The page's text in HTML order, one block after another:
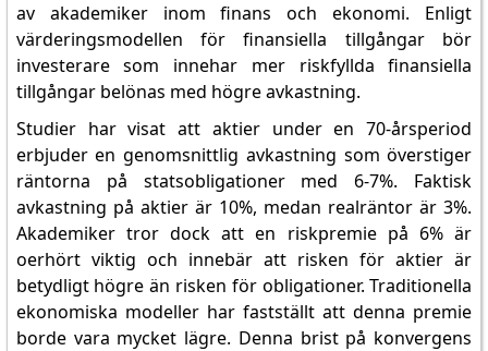
av akademiker inom finans och ekonomi. Enligt
värderingsmodellen för finansiella tillgångar bör
investerare som innehar mer riskfyllda finansiella
tillgångar belönas med högre avkastning.
Studier har visat att aktier under en 70-årsperiod
erbjuder en genomsnittlig avkastning som överstiger
räntorna på statsobligationer med 6-7%. Faktisk
avkastning på aktier är 10%, medan realräntor är 3%.
Akademiker tror dock att en riskpremie på 6% är
oerhört viktig och innebär att risken för aktier är
betydligt högre än risken för obligationer. Traditionella
ekonomiska modeller har fastställt att denna premie
borde vara mycket lägre. Denna brist på konvergens